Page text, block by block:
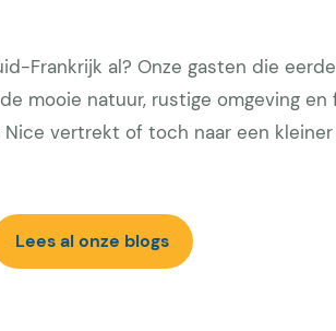
Frankrijk al? Onze gasten die
mooie natuur, rustige omgeving en
vertrekt of toch naar een
Lees al onze blogs